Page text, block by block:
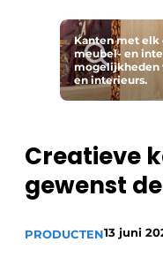
Direct contact
Evenement
Meest gelezen
Podcasts
Privacy /
Vacatures
Kanten met elk
meubel- en
mogelijkheden
en interieurs.
Creatieve
gewenst
PRODUCTEN13 juni